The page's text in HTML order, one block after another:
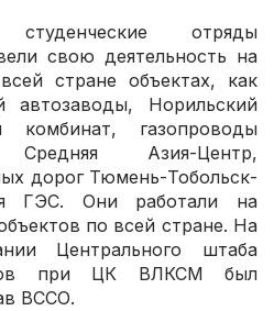
отряды
свою деятельность на
стране объектах, как
Норильский
комбинат, газопроводы
Азия-Центр,
дорог Тюмень-Тобольск-
ГЭС. Они работали на
по всей стране. На
Центрального штаба
при ЦК ВЛКСМ был
ВССО.